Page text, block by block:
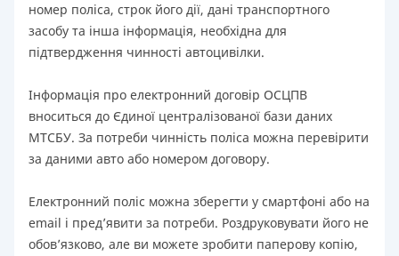
номер поліса, строк його дії, дані транспортного
засобу та інша інформація, необхідна для
підтвердження чинності автоцивілки.
Інформація про електронний договір ОСЦПВ
вноситься до Єдиної централізованої бази даних
МТСБУ. За потреби чинність поліса можна перевірити
за даними авто або номером договору.
Електронний поліс можна зберегти у смартфоні або на
email і пред’явити за потреби. Роздруковувати його не
обов’язково, але ви можете зробити паперову копію,